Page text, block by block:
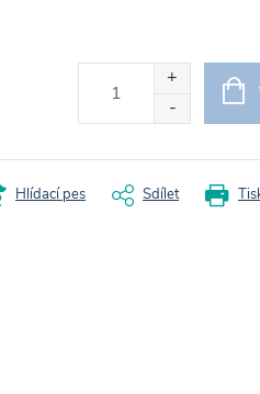
Hlídací pes Sdílet